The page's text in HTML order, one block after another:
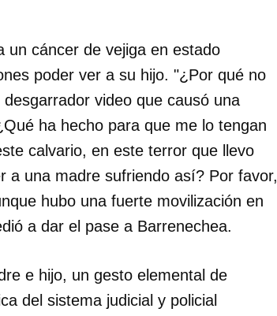
de iniciar sesión con tu
un cáncer de vejiga en estado
poder ver a su hijo. "¿Por qué no
video que causó una
ha hecho para que me lo tengan
calvario, en este terror que llevo
a una madre sufriendo así? Por favor,
hubo una fuerte movilización en
a dar el pase a Barrenechea.
e hijo, un gesto elemental de
del sistema judicial y policial